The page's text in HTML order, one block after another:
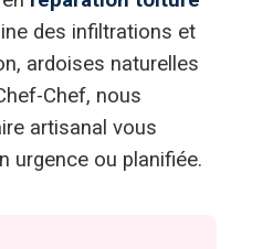
des infiltrations et
ardoises naturelles
Chef, nous
artisanal vous
urgence ou planifiée.